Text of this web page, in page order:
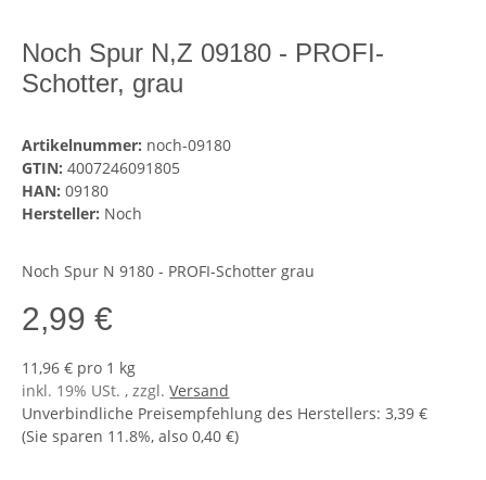
Noch Spur N,Z 09180 - PROFI-
Schotter, grau
Artikelnummer: noch-09180
GTIN: 4007246091805
HAN: 09180
Hersteller: Noch
Noch Spur N 9180 - PROFI-Schotter grau
2,99 €
11,96 € pro 1 kg
inkl. 19% USt. , zzgl.Versand
Unverbindliche Preisempfehlung des Herstellers:3,39 €
(Sie sparen 11.8%, also0,40 €)